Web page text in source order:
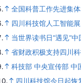
全国科普工作先进集
四川科技馆人工智能
当世界读书日“遇见”
省财政积极支持四川
科技部 中央宣传部 中
四川科技馆今日起恢